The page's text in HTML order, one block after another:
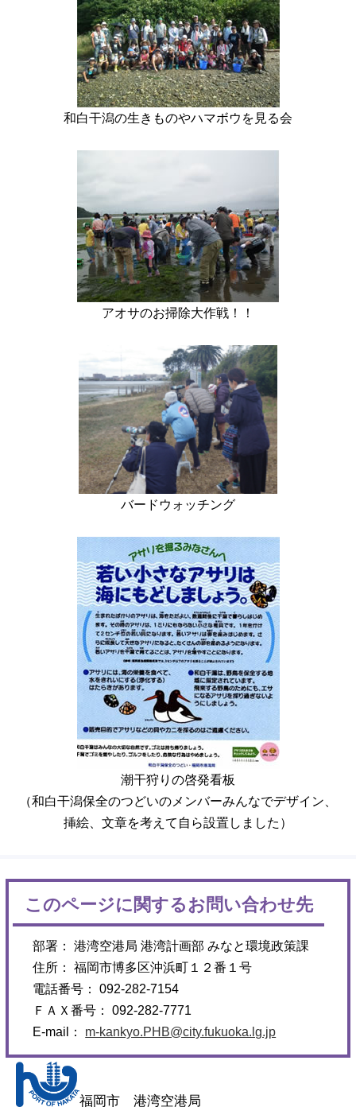
和白干潟の生きものやハマボウを見る会
アオサのお掃除大作戦！！
バードウォッチング
潮干狩りの啓発看板
（和白干潟保全のつどいのメンバーみんなでデザイン、
挿絵、文章を考えて自ら設置しました）
このページに関するお問い合わせ先
部署： 港湾空港局 港湾計画部 みなと環境政策課
住所： 福岡市博多区沖浜町１２番１号
電話番号： 092-282-7154
ＦＡＸ番号： 092-282-7771
E-mail： m-kankyo.PHB@city.fukuoka.lg.jp
福岡市 港湾空港局